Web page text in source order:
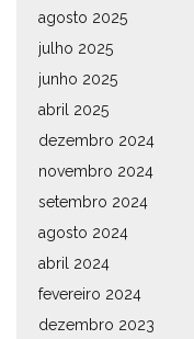
agosto 2025
julho 2025
junho 2025
abril 2025
dezembro 2024
novembro 2024
setembro 2024
agosto 2024
abril 2024
fevereiro 2024
dezembro 2023